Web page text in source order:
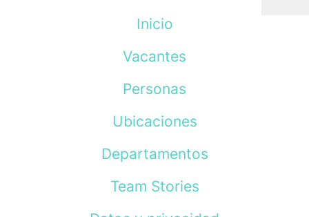
Inicio
Vacantes
Personas
Ubicaciones
Departamentos
Team Stories